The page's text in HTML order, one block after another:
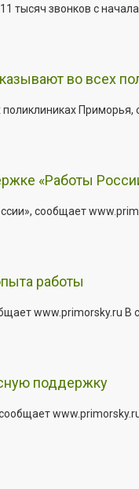
звонков с
во всех
Приморья,
«Работы
сообщает
работы
www.primorsky.ru В
поддержку